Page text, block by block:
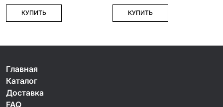
КУПИТЬ КУПИТЬ
Главная
Каталог
Доставка
FAQ